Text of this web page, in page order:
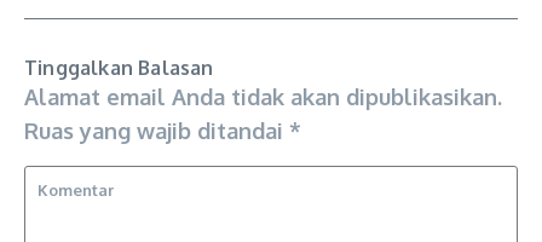
Tinggalkan Balasan
Alamat email Anda tidak akan dipublikasikan.
Ruas yang wajib ditandai *